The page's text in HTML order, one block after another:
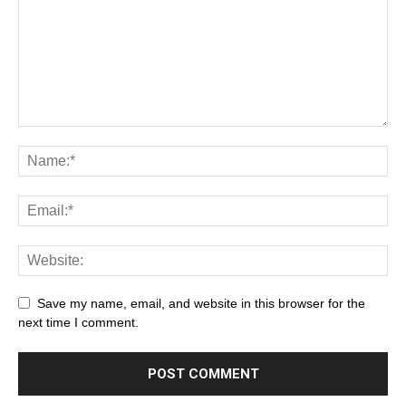
Save my name, email, and website in this browser for the
next time I comment.